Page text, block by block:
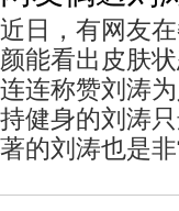
近日，有网友
颜能看出皮肤
连连称赞刘涛
持健身的刘涛
著的刘涛也是非